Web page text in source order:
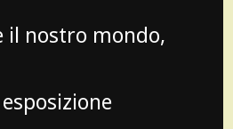
il nostro mondo,